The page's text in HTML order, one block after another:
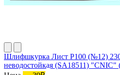
Шлифшкурка Лист Р100 (№12)
неводостойкая (SA18511)